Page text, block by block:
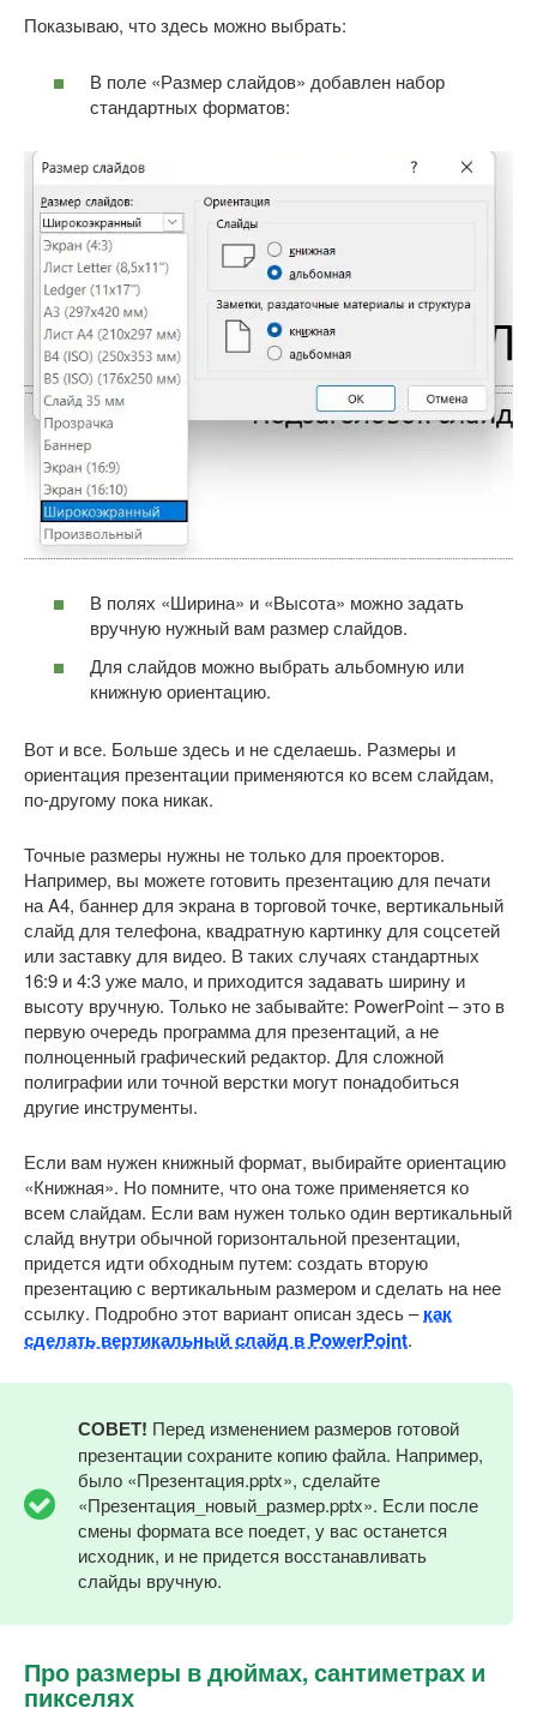
Показываю, что здесь можно выбрать:
В поле «Размер слайдов» добавлен набор
стандартных форматов:
В полях «Ширина» и «Высота» можно задать
вручную нужный вам размер слайдов.
Для слайдов можно выбрать альбомную или
книжную ориентацию.
Вот и все. Больше здесь и не сделаешь. Размеры и
ориентация презентации применяются ко всем слайдам,
по-другому пока никак.
Точные размеры нужны не только для проекторов.
Например, вы можете готовить презентацию для печати
на A4, баннер для экрана в торговой точке, вертикальный
слайд для телефона, квадратную картинку для соцсетей
или заставку для видео. В таких случаях стандартных
16:9 и 4:3 уже мало, и приходится задавать ширину и
высоту вручную. Только не забывайте: PowerPoint – это в
первую очередь программа для презентаций, а не
полноценный графический редактор. Для сложной
полиграфии или точной верстки могут понадобиться
другие инструменты.
Если вам нужен книжный формат, выбирайте ориентацию
«Книжная». Но помните, что она тоже применяется ко
всем слайдам. Если вам нужен только один вертикальный
слайд внутри обычной горизонтальной презентации,
придется идти обходным путем: создать вторую
презентацию с вертикальным размером и сделать на нее
ссылку. Подробно этот вариант описан здесь –как
сделать вертикальный слайд в PowerPoint.
СОВЕТ! Перед изменением размеров готовой
презентации сохраните копию файла. Например,
было «Презентация.pptx», сделайте
«Презентация_новый_размер.pptx». Если после
смены формата все поедет, у вас останется
исходник, и не придется восстанавливать
слайды вручную.
Про размеры в дюймах, сантиметрах и
пикселях